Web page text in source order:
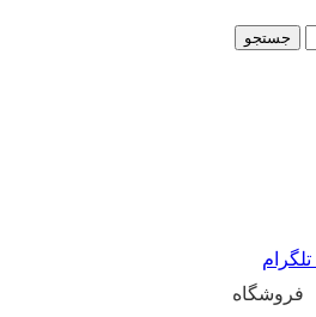
جستجو
تلگرام
فروشگاه